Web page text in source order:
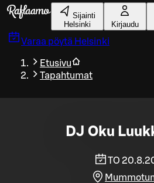
Siirry pääsisältöön
Sijainti
Helsinki
Kirjaudu
Varaa pöytä Helsinki
Etusivu
Tapahtumat
DJ Oku
TO